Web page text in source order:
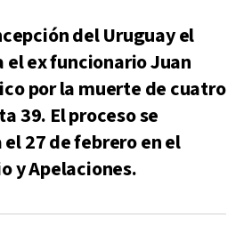
del Uruguay el
ex funcionario Juan
por la muerte de cuatro
39. El proceso se
27 de febrero en el
y Apelaciones.